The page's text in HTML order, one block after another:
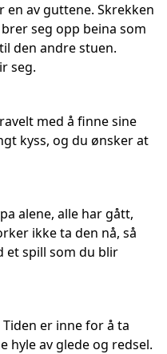
av guttene. Skrekken
seg opp beina som
den andre stuen.
seg.
med å finne sine
kyss, og du ønsker at
alene, alle har gått,
ikke ta den nå, så
et spill som du blir
er inne for å ta
hyle av glede og redsel.